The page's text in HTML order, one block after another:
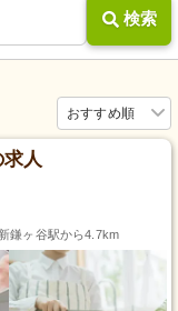
検索
おすすめ順
人
鎌ヶ谷駅から4.7km